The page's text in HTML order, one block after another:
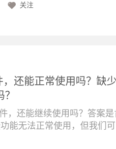
关注
还能正常使用吗？缺
，还能继续使用吗？答案
能无法正常使用，但我们